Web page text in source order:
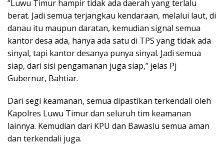
“Luwu Timur hampir tidak ada daerah yang terlalu
berat. Jadi semua terjangkau kendaraan, melalui laut, di
danau itu maupun daratan, kemudian signal semua
kantor desa ada, hanya ada satu di TPS yang tidak ada
sinyal, tapi kantor desanya punya sinyal. Jadi semua
siap, dari sisi pengamanan juga siap,” jelas Pj
Gubernur, Bahtiar.
Dari segi keamanan, semua dipastikan terkendali oleh
Kapolres Luwu Timur dan seluruh tim keamanan
lainnya. Kemudian dari KPU dan Bawaslu semua aman
dan terkendali juga.